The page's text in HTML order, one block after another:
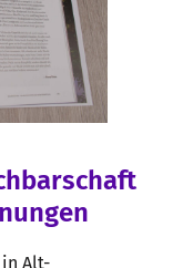
Alt-